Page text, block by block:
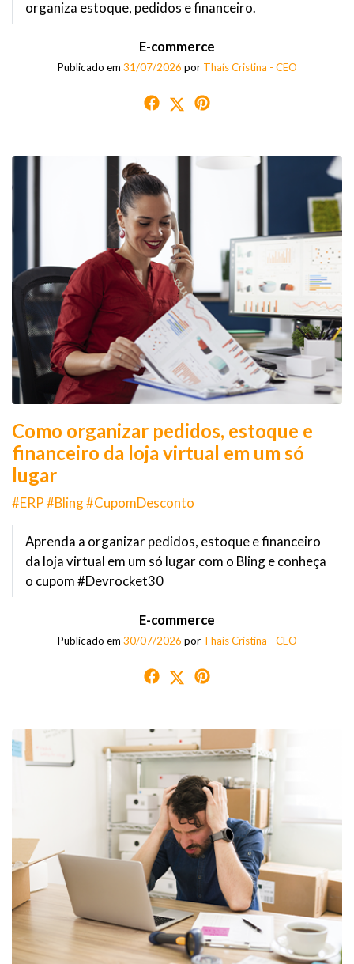
organiza estoque, pedidos e financeiro.
E-commerce
Publicado em 31/07/2026 por Thaís Cristina - CEO
Como organizar pedidos, estoque e
financeiro da loja virtual em um só
lugar
#ERP #Bling #CupomDesconto
Aprenda a organizar pedidos, estoque e financeiro
da loja virtual em um só lugar com o Bling e conheça
o cupom #Devrocket30
E-commerce
Publicado em 30/07/2026 por Thaís Cristina - CEO